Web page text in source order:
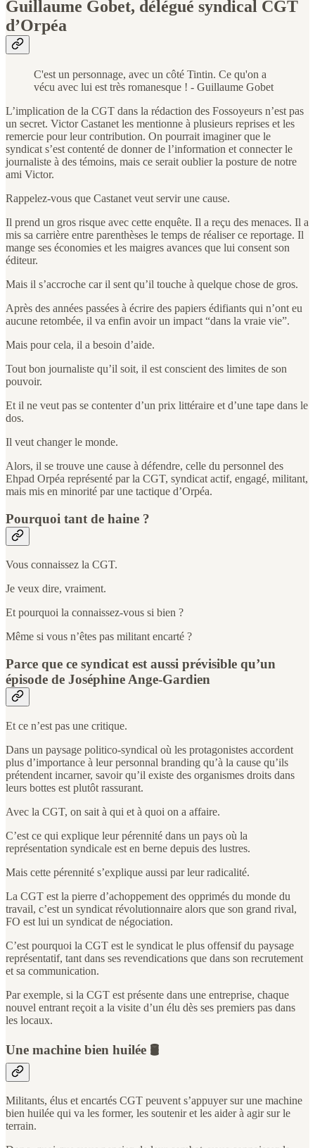
Guillaume Gobet, délégué syndical CGT
d’Orpéa
C'est un personnage, avec un côté Tintin. Ce qu'on a
vécu avec lui est très romanesque ! - Guillaume Gobet
L’implication de la CGT dans la rédaction des Fossoyeurs n’est pas
un secret. Victor Castanet les mentionne à plusieurs reprises et les
remercie pour leur contribution. On pourrait imaginer que le
syndicat s’est contenté de donner de l’information et connecter le
journaliste à des témoins, mais ce serait oublier la posture de notre
ami Victor.
Rappelez-vous que Castanet veut servir une cause.
Il prend un gros risque avec cette enquête. Il a reçu des menaces. Il a
mis sa carrière entre parenthèses le temps de réaliser ce reportage. Il
mange ses économies et les maigres avances que lui consent son
éditeur.
Mais il s’accroche car il sent qu’il touche à quelque chose de gros.
Après des années passées à écrire des papiers édifiants qui n’ont eu
aucune retombée, il va enfin avoir un impact “dans la vraie vie”.
Mais pour cela, il a besoin d’aide.
Tout bon journaliste qu’il soit, il est conscient des limites de son
pouvoir.
Et il ne veut pas se contenter d’un prix littéraire et d’une tape dans le
dos.
Il veut changer le monde.
Alors, il se trouve une cause à défendre, celle du personnel des
Ehpad Orpéa représenté par la CGT, syndicat actif, engagé, militant,
mais mis en minorité par une tactique d’Orpéa.
Pourquoi tant de haine ?
Vous connaissez la CGT.
Je veux dire, vraiment.
Et pourquoi la connaissez-vous si bien ?
Même si vous n’êtes pas militant encarté ?
Parce que ce syndicat est aussi prévisible qu’un
épisode de Joséphine Ange-Gardien
Et ce n’est pas une critique.
Dans un paysage politico-syndical où les protagonistes accordent
plus d’importance à leur personnal branding qu’à la cause qu’ils
prétendent incarner, savoir qu’il existe des organismes droits dans
leurs bottes est plutôt rassurant.
Avec la CGT, on sait à qui et à quoi on a affaire.
C’est ce qui explique leur pérennité dans un pays où la
représentation syndicale est en berne depuis des lustres.
Mais cette pérennité s’explique aussi par leur radicalité.
La CGT est la pierre d’achoppement des opprimés du monde du
travail, c’est un syndicat révolutionnaire alors que son grand rival,
FO est lui un syndicat de négociation.
C’est pourquoi la CGT est le syndicat le plus offensif du paysage
représentatif, tant dans ses revendications que dans son recrutement
et sa communication.
Par exemple, si la CGT est présente dans une entreprise, chaque
nouvel entrant reçoit a la visite d’un élu dès ses premiers pas dans
les locaux.
Une machine bien huilée 🛢️
Militants, élus et encartés CGT peuvent s’appuyer sur une machine
bien huilée qui va les former, les soutenir et les aider à agir sur le
terrain.